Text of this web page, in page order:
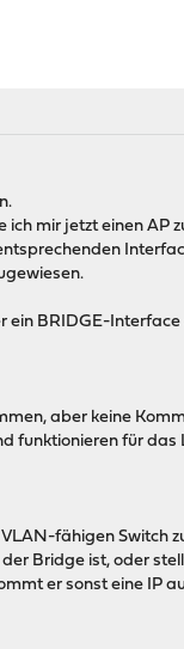
ich mir jetzt einen AP
ein BRIDGE-
aber keine
funktionieren für das
fähigen Switch
Bridge ist, oder
er sonst eine IP